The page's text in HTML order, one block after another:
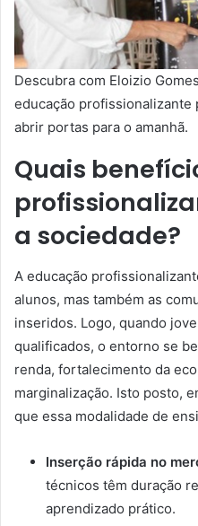
Descubra com Eloizio
educação
abrir portas para o amanhã.
Quais
a sociedade?
A educação
alunos, mas também as
inseridos. Logo, quando
qualificados, o entorno se
renda, fortalecimento da
marginalização. Isto posto,
que essa modalidade de
Inserção rápida no
técnicos têm duração
aprendizado prático.